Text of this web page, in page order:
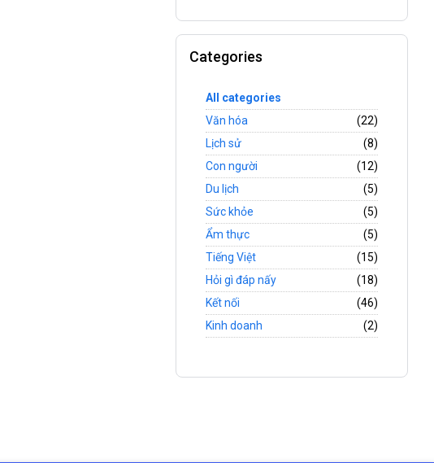
Categories
All categories
Văn hóa
(22)
Lịch sử
(8)
Con người
(12)
Du lịch
(5)
Sức khỏe
(5)
Ẩm thực
(5)
Tiếng Việt
(15)
Hỏi gì đáp nấy
(18)
Kết nối
(46)
Kinh doanh
(2)